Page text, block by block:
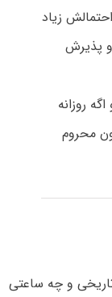
زیاد
و پذیرش
روزانه
محروم
و چه ساعتی